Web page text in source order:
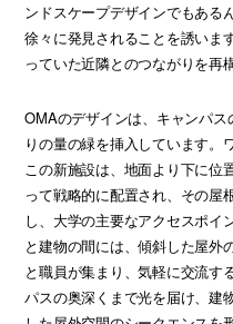
ンドスケープデザインでもある
徐々に発見されることを誘いま
っていた近隣とのつながりを再
OMAのデザインは、キャンパ
りの量の緑を挿入しています。
この新施設は、地面より下に位
って戦略的に配置され、その屋
し、大学の主要なアクセスポイ
と建物の間には、傾斜した屋外
と職員が集まり、気軽に交流す
パスの奥深くまで光を届け、建